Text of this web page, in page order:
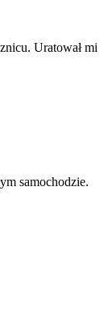
Uratował mi
samochodzie.